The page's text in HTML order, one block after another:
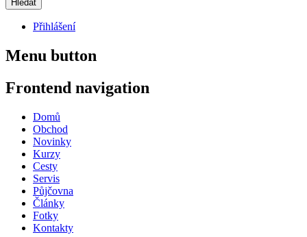
Přihlášení
Menu button
Frontend navigation
Domů
Obchod
Novinky
Kurzy
Cesty
Servis
Půjčovna
Články
Fotky
Kontakty